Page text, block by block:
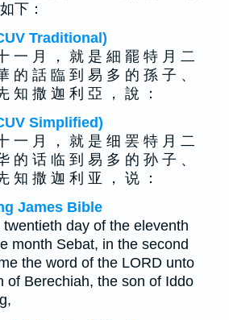
下：
Traditional)
一 月 ， 就 是 細 罷 特 月 二
的 話 臨 到 易 多 的 孫 子 、
知 撒 迦 利 亞 ， 說 ：
Simplified)
一 月 ， 就 是 细 罢 特 月 二
的 话 临 到 易 多 的 孙 子 、
知 撒 迦 利 亚 ， 说 ：
James Bible
day of the eleventh
month Sebat, in the second
the word of the LORD unto
of Berechiah, the son of Iddo